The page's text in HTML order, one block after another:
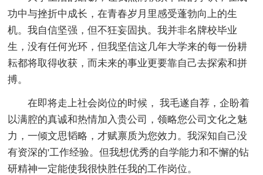
功中与挫折中成长，在青春岁月里感受蓬勃向上的生
机。我自信坚强，但不狂妄固执。我并非名牌校毕业
生，没有任何光环，但我坚信这几年大学来的每一份耕
耘都将取得收获，而未来的事业更要靠自己去探索和拼
搏。
在即将走上社会岗位的时候， 我毛遂自荐，企盼着
以满腔的真诚和热情加入贵公司，领略您公司文化之魅
力，一倾文思韬略，才赋禀质为您效力。我深知自己没
有资深的'工作经验。但我想优秀的自学能力和不懈的钻
研精神一定能使我很快胜任我的工作岗位。